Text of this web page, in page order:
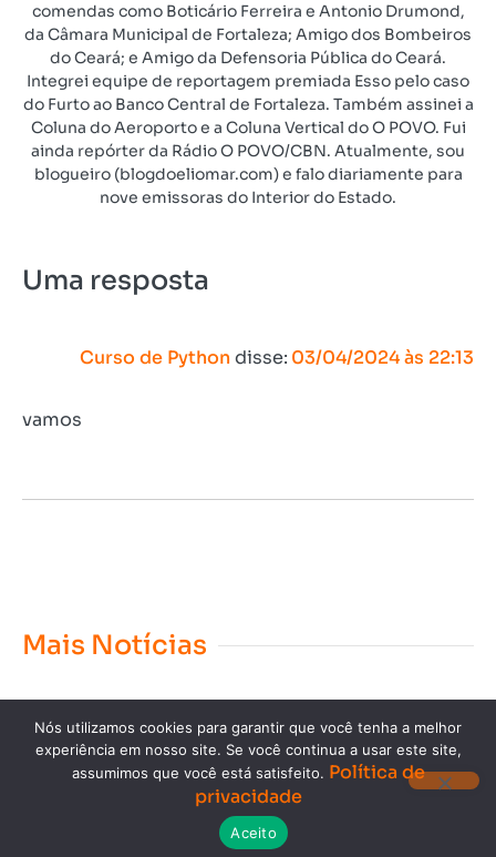
comendas como Boticário Ferreira e Antonio Drumond,
da Câmara Municipal de Fortaleza; Amigo dos Bombeiros
do Ceará; e Amigo da Defensoria Pública do Ceará.
Integrei equipe de reportagem premiada Esso pelo caso
do Furto ao Banco Central de Fortaleza. Também assinei a
Coluna do Aeroporto e a Coluna Vertical do O POVO. Fui
ainda repórter da Rádio O POVO/CBN. Atualmente, sou
blogueiro (blogdoeliomar.com) e falo diariamente para
nove emissoras do Interior do Estado.
Uma resposta
Curso de Python disse: 03/04/2024 às 22:13
vamos
Mais Notícias
Copyright © 2023. Todos os direitos reservados.
Nós utilizamos cookies para garantir que você tenha a melhor
experiência em nosso site. Se você continua a usar este site,
assumimos que você está satisfeito. Política de
privacidade
Aceito